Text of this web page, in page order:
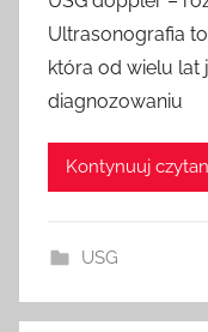
Ultrasonografia
która od wielu lat
diagnozowaniu
Kontynuuj
USG